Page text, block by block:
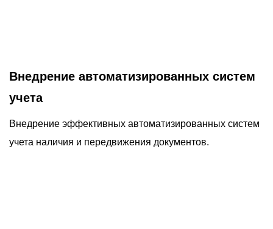
Внедрение автоматизированных систем
учета
Внедрение эффективных автоматизированных систем
учета наличия и передвижения документов.